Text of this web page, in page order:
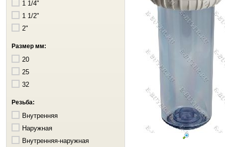
1 1/4"
1 1/2"
2"
Размер мм:
20
25
32
Резьба:
Внутренняя
Наружная
Внутренняя-наружная